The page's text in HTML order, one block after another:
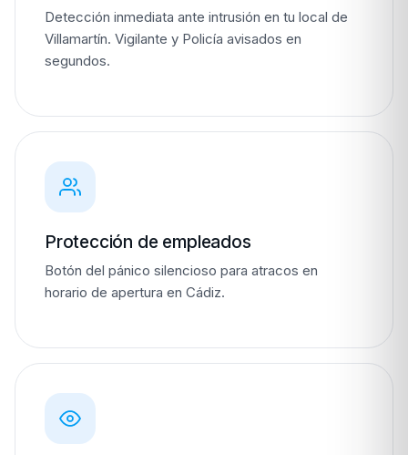
Detección inmediata ante intrusión en tu local de
Villamartín. Vigilante y Policía avisados en
segundos.
Protección de empleados
Botón del pánico silencioso para atracos en
horario de apertura en Cádiz.